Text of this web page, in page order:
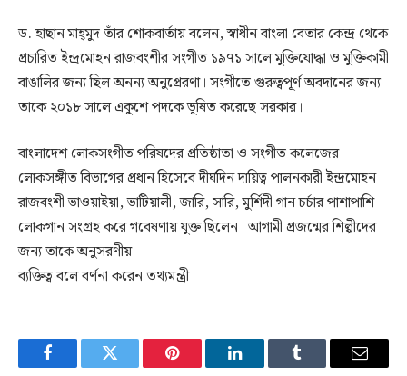
ড. হাছান মাহ্‌মুদ তাঁর শোকবার্তায় বলেন, স্বাধীন বাংলা বেতার কেন্দ্র থেকে
প্রচারিত ইন্দ্রমোহন রাজবংশীর সংগীত ১৯৭১ সালে মুক্তিযোদ্ধা ও মুক্তিকামী
বাঙালির জন্য ছিল অনন্য অনুপ্রেরণা। সংগীতে গুরুত্বপূর্ণ অবদানের জন্য
তাকে ২০১৮ সালে একুশে পদকে ভূষিত করেছে সরকার।
বাংলাদেশ লোকসংগীত পরিষদের প্রতিষ্ঠাতা ও সংগীত কলেজের
লোকসঙ্গীত বিভাগের প্রধান হিসেবে দীর্ঘদিন দায়িত্ব পালনকারী ইন্দ্রমোহন
রাজবংশী ভাওয়াইয়া, ভাটিয়ালী, জারি, সারি, মুর্শিদী গান চর্চার পাশাপাশি
লোকগান সংগ্রহ করে গবেষণায় যুক্ত ছিলেন। আগামী প্রজন্মের শিল্পীদের
জন্য তাকে অনুসরণীয়
ব্যক্তিত্ব বলে বর্ণনা করেন তথ্যমন্ত্রী।
FacebookTwitter Pinterest LinkedInTumblr Email